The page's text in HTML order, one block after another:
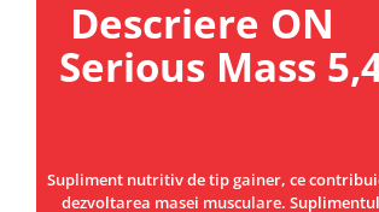
Under Armour
Universal
Vitargo
Descriere ON
Serious Mass
Supliment nutritiv de tip gainer, ce
dezvoltarea masei musculare.